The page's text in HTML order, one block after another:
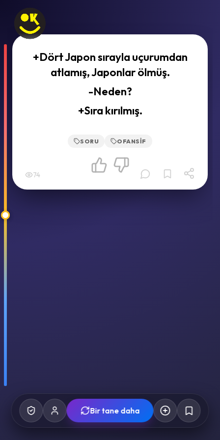
+Dört Japon sırayla uçurumdan
atlamış, Japonlar ölmüş.
-Neden?
+Sıra kırılmış.
SORU OFANSIF
74
Bir tane daha